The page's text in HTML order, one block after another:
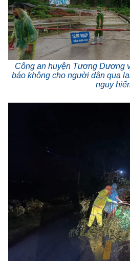
Công an huyện Tương Dương
báo không cho người dân qua
nguy